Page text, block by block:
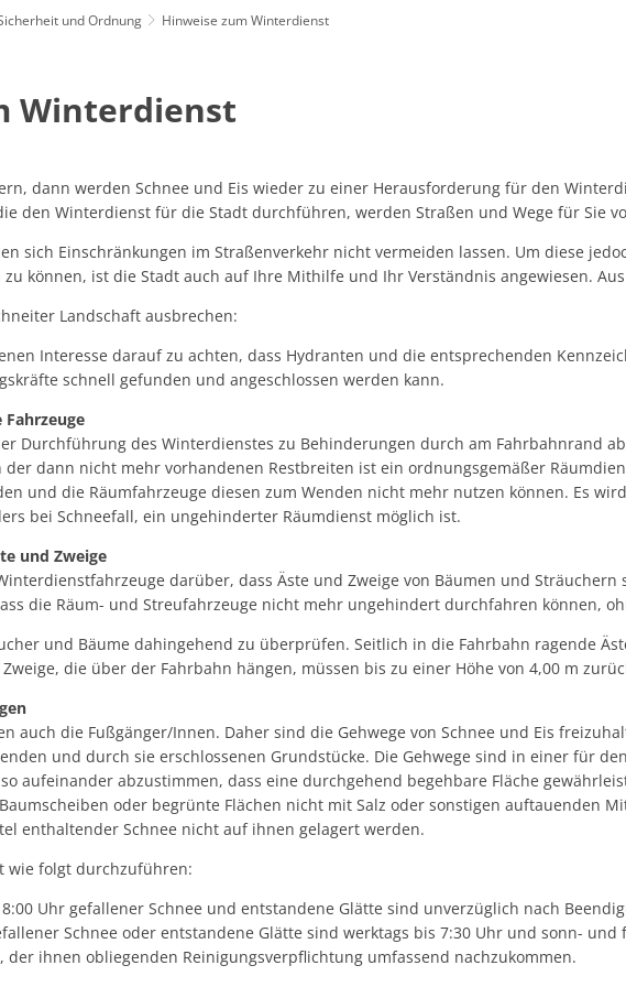
Öffentliche Ausschreibungen
und Ordnung Hinweise zum Winterdienst
Winterdienst
dann werden Schnee und Eis wieder zu einer Herausforderung für den
den Winterdienst für die Stadt durchführen, werden Straßen und Wege für Sie
sich Einschränkungen im Straßenverkehr nicht vermeiden lassen. Um diese
können, ist die Stadt auch auf Ihre Mithilfe und Ihr Verständnis angewiesen.
Landschaft ausbrechen:
Interesse darauf zu achten, dass Hydranten und die entsprechenden
schnell gefunden und angeschlossen werden kann.
Durchführung des Winterdienstes zu Behinderungen durch am Fahrbahnrand
der dann nicht mehr vorhandenen Restbreiten ist ein ordnungsgemäßer
und die Räumfahrzeuge diesen zum Wenden nicht mehr nutzen können. Es
bei Schneefall, ein ungehinderter Räumdienst möglich ist.
und Zweige
darüber, dass Äste und Zweige von Bäumen und
die Räum- und Streufahrzeuge nicht mehr ungehindert durchfahren können,
und Bäume dahingehend zu überprüfen. Seitlich in die Fahrbahn ragende
die über der Fahrbahn hängen, müssen bis zu einer Höhe von 4,00 m
auch die Fußgänger/Innen. Daher sind die Gehwege von Schnee und Eis
und durch sie erschlossenen Grundstücke. Die Gehwege sind in einer für
aufeinander abzustimmen, dass eine durchgehend begehbare Fläche
oder begrünte Flächen nicht mit Salz oder sonstigen auftauenden
enthaltender Schnee nicht auf ihnen gelagert werden.
wie folgt durchzuführen:
Uhr gefallener Schnee und entstandene Glätte sind unverzüglich nach
Schnee oder entstandene Glätte sind werktags bis 7:30 Uhr und sonn-
ihnen obliegenden Reinigungsverpflichtung umfassend nachzukommen.